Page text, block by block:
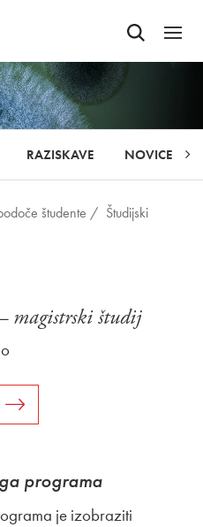
Odpri iskalnik
Odpri
RAZISKAVE NOVICE
študente / Študijski
magistrski študij
programa
je izobraziti